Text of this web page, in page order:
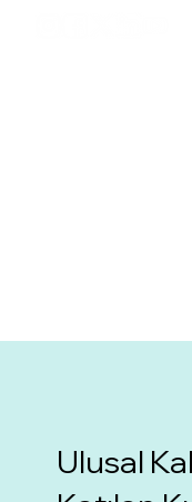
Ulusal